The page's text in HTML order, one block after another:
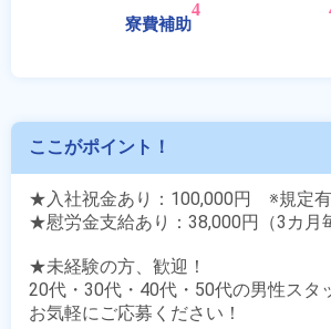
ここがポイント！
★入社祝金あり：100,000円　※規定有
★慰労金支給あり：38,000円（3カ月
★未経験の方、歓迎！
20代・30代・40代・50代の男性スタ
お気軽にご応募ください！